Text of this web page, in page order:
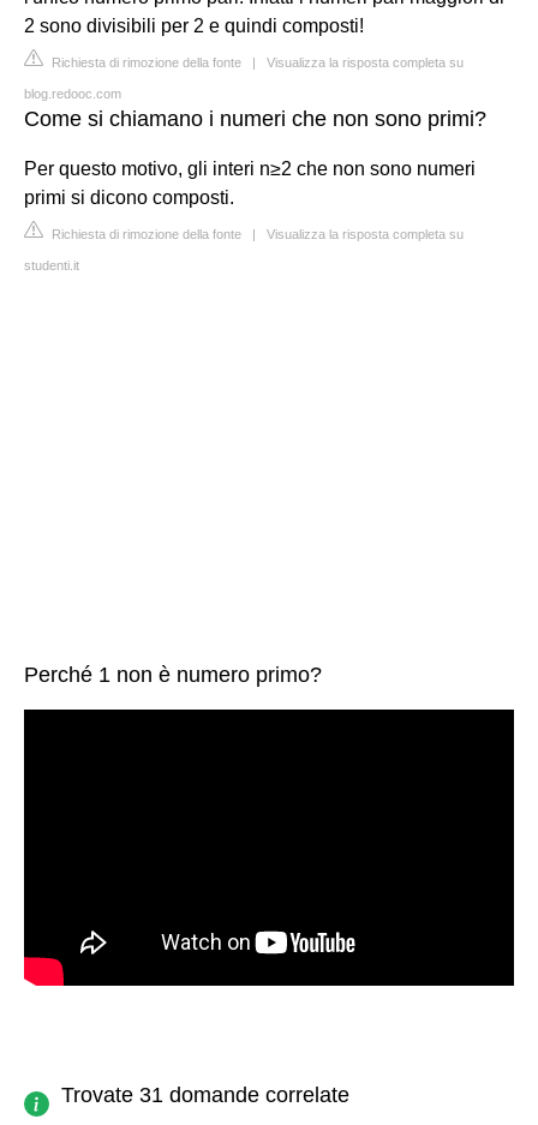
2 sono divisibili per 2 e quindi composti!
Richiesta di rimozione della fonte | Visualizza la risposta completa su
blog.redooc.com
Come si chiamano i numeri che non sono primi?
Per questo motivo, gli interi n≥2 che non sono numeri
primi si dicono composti.
Richiesta di rimozione della fonte | Visualizza la risposta completa su
studenti.it
Perché 1 non è numero primo?
Trovate 31 domande correlate